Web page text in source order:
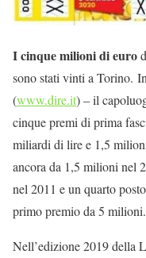
I cinque milioni di euro
sono stati vinti a Torino.
(www.dire.it) – il
cinque premi di prima
miliardi di lire e 1,5
ancora da 1,5 milioni nel
nel 2011 e un quarto
primo premio da 5 milioni.
Nell’edizione 2019 della